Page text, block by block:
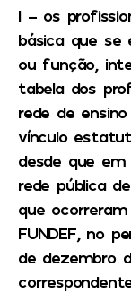
I – os
básica que se
ou função,
tabela dos
rede de
vínculo
desde que
rede pública
que
FUNDEF, no
de dezembro